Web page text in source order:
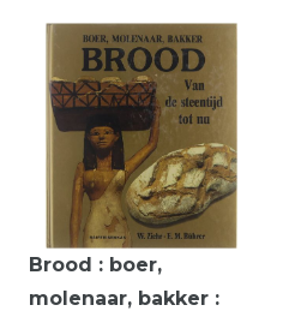
Brood : boer,
molenaar, bakker :